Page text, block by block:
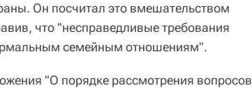
Он посчитал это вмешательством
что "несправедливые требования
семейным отношениям".
"О порядке рассмотрения вопросов